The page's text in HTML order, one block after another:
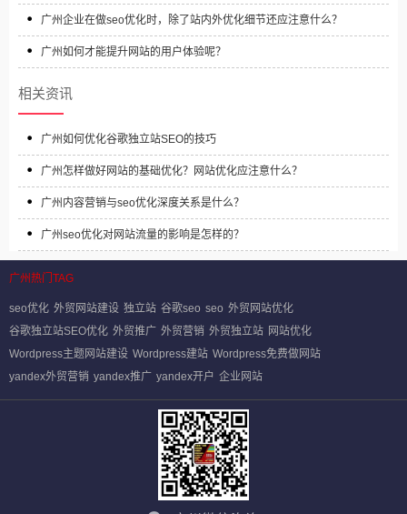
广州企业在做seo优化时，除了站内外优化细节还应注意什么？
广州如何才能提升网站的用户体验呢？
相关资讯
广州如何优化谷歌独立站SEO的技巧‌
广州怎样做好网站的基础优化？网站优化应注意什么？
广州内容营销与seo优化深度关系是什么？
广州seo优化对网站流量的影响是怎样的？
广州热门TAG
seo优化 外贸网站建设 独立站 谷歌seo seo 外贸网站优化
谷歌独立站SEO优化 外贸推广 外贸营销 外贸独立站 网站优化
Wordpress主题网站建设 Wordpress建站 Wordpress免费做网站
yandex外贸营销 yandex推广 yandex开户 企业网站